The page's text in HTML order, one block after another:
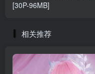
[30P-96MB]
相关推荐